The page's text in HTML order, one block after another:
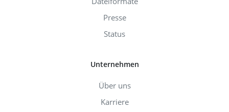
Presse
Status
Unternehmen
Über uns
Karriere